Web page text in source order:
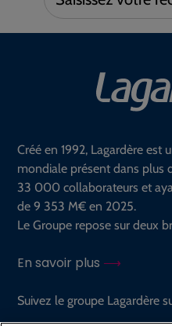
votre
Créé en 1992, Lagardère est
mondiale présent dans plus
33 000 collaborateurs et
de 9 353 M€ en 2025.
Le Groupe repose sur deux
En savoir plus
Suivez le groupe Lagardère